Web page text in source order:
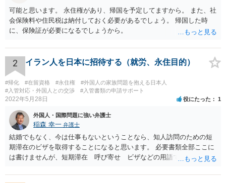
可能と思います。 永住権があり、帰国を予定してますから。 また、社
会保険料や住民税は納付しておく必要があるでしょう。 帰国した時
に、保険証が必要になるでしょうから。
2 イラン人を日本に招待する（就労、永住目的）
#帰化 #在留資格 #永住権
#外国人の家族問題を抱える日本人
#入管対応・外国人との交渉
#入管書類の申請サポート
2022年5月28日 役にたった 1
外国人・国際問題に強い弁護士
稲森 幸一 弁護士
結婚でもなく、今は仕事もないということなら、知人訪問のための短
期滞在のビザを取得することになると思います。 必要書類全部ここに
は書けませんが、短期滞在 呼び寄せ ビザなどの用語で検索すると
す。 それらを揃えて、イランにある日本大使館ににビザを申請するこ